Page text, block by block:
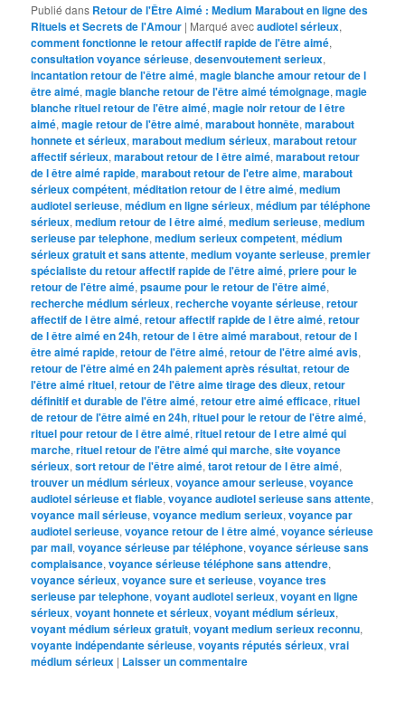
Publié dans Retour de l'Être Aimé : Medium Marabout en ligne des
Rituels et Secrets de l'Amour | Marqué avecaudiotel sérieux,
comment fonctionne le retour affectif rapide de l'être aimé,
consultation voyance sérieuse,desenvoutement serieux,
incantation retour de l'être aimé,magie blanche amour retour de l
être aimé,magie blanche retour de l'être aimé témoignage,magie
blanche rituel retour de l'être aimé,magie noir retour de l être
aimé,magie retour de l'être aimé,marabout honnête,marabout
honnete et sérieux,marabout medium sérieux,marabout retour
affectif sérieux,marabout retour de l être aimé,marabout retour
de l être aimé rapide,marabout retour de l'etre aime,marabout
sérieux compétent,méditation retour de l être aimé,medium
audiotel serieuse,médium en ligne sérieux,médium par téléphone
sérieux,medium retour de l être aimé,medium serieuse,medium
serieuse par telephone,medium serieux competent,médium
sérieux gratuit et sans attente,medium voyante serieuse,premier
spécialiste du retour affectif rapide de l'être aimé,priere pour le
retour de l'être aimé,psaume pour le retour de l'être aimé,
recherche médium sérieux,recherche voyante sérieuse,retour
affectif de l être aimé,retour affectif rapide de l être aimé,retour
de l être aimé en 24h,retour de l être aimé marabout,retour de l
être aimé rapide,retour de l'être aimé,retour de l'être aimé avis,
retour de l'être aimé en 24h paiement après résultat,retour de
l'être aimé rituel,retour de l'être aime tirage des dieux,retour
définitif et durable de l'être aimé,retour etre aimé efficace,rituel
de retour de l'être aimé en 24h,rituel pour le retour de l'être aimé,
rituel pour retour de l être aimé,rituel retour de l etre aimé qui
marche,rituel retour de l'être aimé qui marche,site voyance
sérieux,sort retour de l'être aimé,tarot retour de l être aimé,
trouver un médium sérieux,voyance amour serieuse,voyance
audiotel sérieuse et fiable,voyance audiotel serieuse sans attente,
voyance mail sérieuse,voyance medium serieux,voyance par
audiotel serieuse,voyance retour de l être aimé,voyance sérieuse
par mail,voyance sérieuse par téléphone,voyance sérieuse sans
complaisance,voyance sérieuse téléphone sans attendre,
voyance sérieux,voyance sure et serieuse,voyance tres
serieuse par telephone,voyant audiotel serieux,voyant en ligne
sérieux,voyant honnete et sérieux,voyant médium sérieux,
voyant médium sérieux gratuit,voyant medium serieux reconnu,
voyante indépendante sérieuse,voyants réputés sérieux,vrai
médium sérieux | Laisser un commentaire